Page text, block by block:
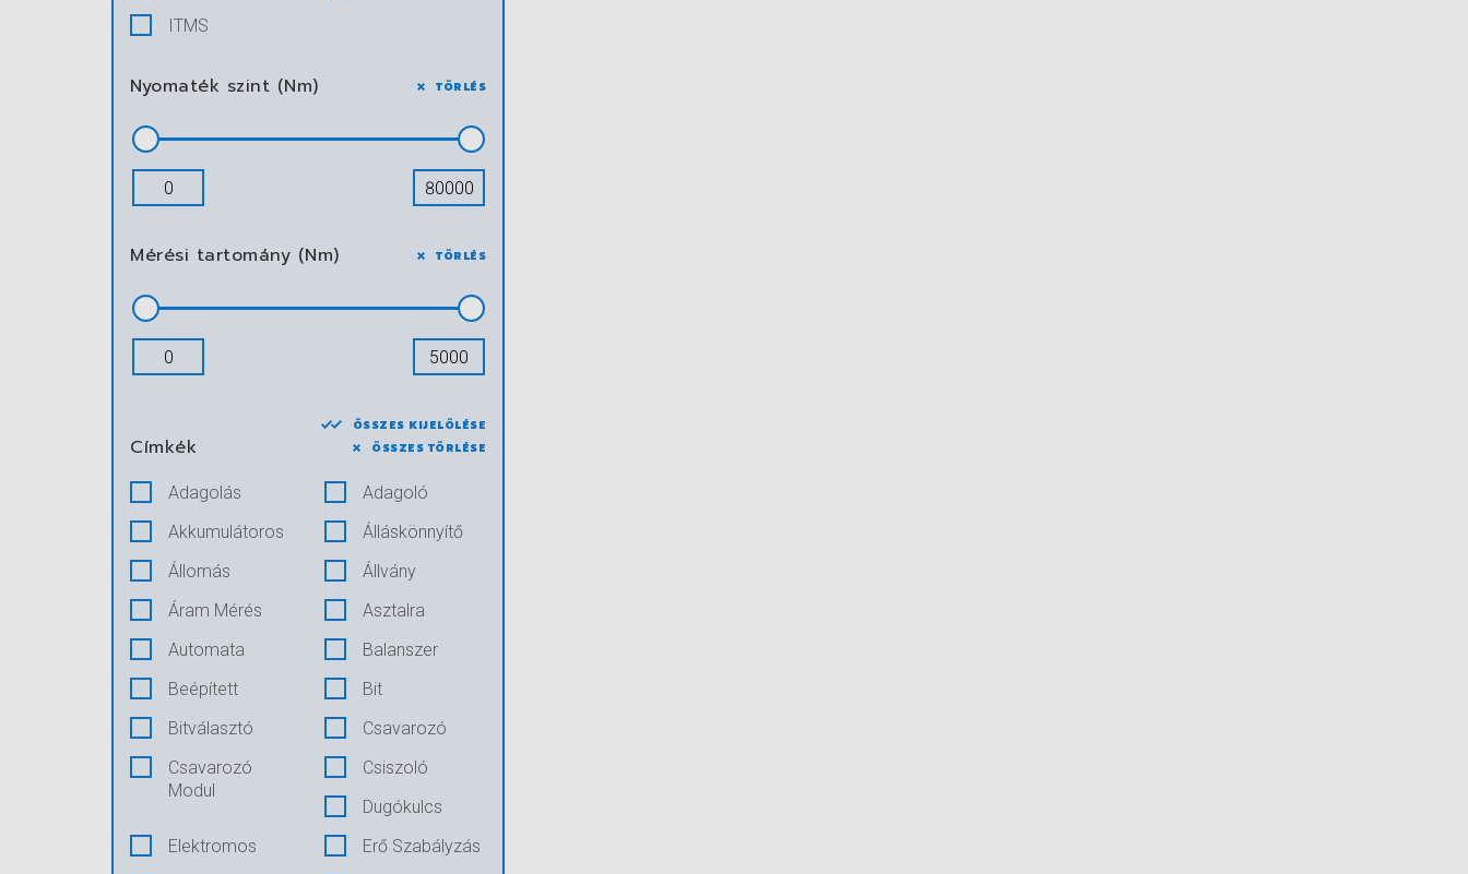
ITMS
Nyomaték szint (Nm) TÖRLÉS
Mérési tartomány (Nm) TÖRLÉS
Címkék
ÖSSZES KIJELÖLÉSE
ÖSSZES TÖRLÉSE
Adagolás
Adagoló
Akkumulátoros
Álláskönnyítő
Állomás
Állvány
Áram Mérés
Asztalra
Automata
Balanszer
Beépített
Bit
Bitválasztó
Csavarozó
Csavarozó
Modul
Csiszoló
Dugókulcs
Elektromos
Erő Szabályzás